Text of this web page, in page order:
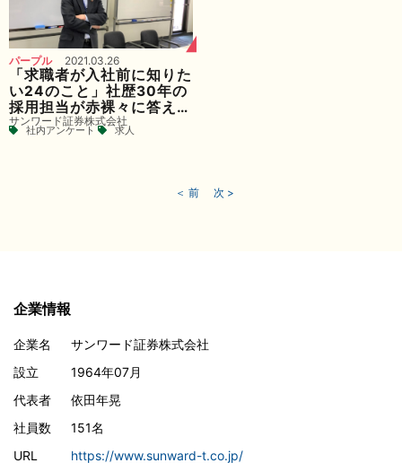
パープル 2021.03.26
「求職者が入社前に知りた
い24のこと」社歴30年の
採用担当が赤裸々に答えま
した【サンワード証券
(株)】
サンワード証券株式会社
社内アンケート 求人
＜ 前 次 >
企業情報
企業名
サンワード証券株式会社
設立
1964年07月
代表者
依田年晃
社員数
151名
URL
https://www.sunward-t.co.jp/